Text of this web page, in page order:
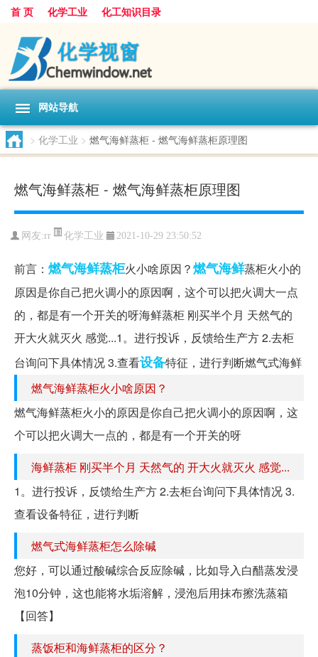
首 页 化学工业 化工知识目录
网站导航
> 化学工业 > 燃气海鲜蒸柜 - 燃气海鲜蒸柜原理图
燃气海鲜蒸柜 - 燃气海鲜蒸柜原理图
网友:rr 化学工业 2021-10-29 23:50:52
前言： 燃气海鲜蒸柜火小啥原因？燃气海鲜蒸柜火小的
原因是你自己把火调小的原因啊，这个可以把火调大一点
的，都是有一个开关的呀海鲜蒸柜 刚买半个月 天然气的
开大火就灭火 感觉...1。进行投诉，反馈给生产方 2.去柜
台询问下具体情况 3.查看设备特征，进行判断燃气式海鲜
燃气海鲜蒸柜火小啥原因？
燃气海鲜蒸柜火小的原因是你自己把火调小的原因啊，这
个可以把火调大一点的，都是有一个开关的呀
海鲜蒸柜 刚买半个月 天然气的 开大火就灭火 感觉...
1。进行投诉，反馈给生产方 2.去柜台询问下具体情况 3.
查看设备特征，进行判断
燃气式海鲜蒸柜怎么除碱
您好，可以通过酸碱综合反应除碱，比如导入白醋蒸发浸
泡10分钟，这也能将水垢溶解，浸泡后用抹布擦洗蒸箱
【回答】
蒸饭柜和海鲜蒸柜的区分？